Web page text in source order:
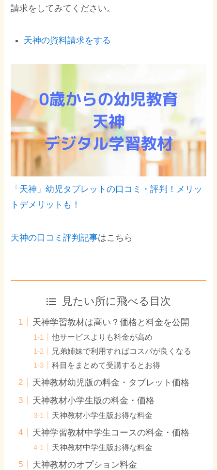
請求をしてみてください。
天神の資料請求をする
「天神」幼児タブレットの口コミ・評判！メリッ
トデメリットも！
天神の口コミ評判記事はこちら
見たい所に飛べる目次
天神学習教材は高い？価格と料金を公開
他サービスよりも料金が高め
兄弟姉妹で利用すればコスパが良くなる
科目をまとめて受講するとお得
天神教材幼児版の料金・タブレット価格
天神教材小学生版の料金・価格
天神教材小学生版お得な料金
天神学習教材中学生コースの料金・価格
天神教材中学生版お得な料金
天神教材のオプション料金